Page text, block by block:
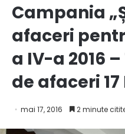
Campania
afaceri
a IV-a 2016
de afaceri 17
mai 17, 2016 2 minute